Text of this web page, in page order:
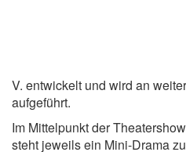
V. entwickelt und wird an
aufgeführt.
Im Mittelpunkt der
steht jeweils ein Mini-Drama